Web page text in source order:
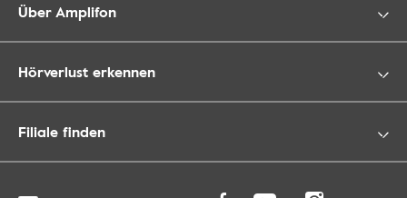
Über Amplifon
Hörverlust erkennen
Filiale finden